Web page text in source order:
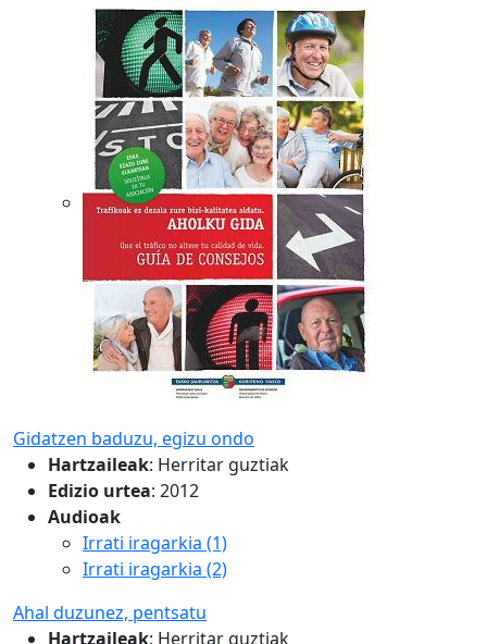
Gidatzen baduzu, egizu ondo
Hartzaileak: Herritar guztiak
Edizio urtea: 2012
Audioak
Irrati iragarkia (1)
Irrati iragarkia (2)
Ahal duzunez, pentsatu
Hartzaileak: Herritar guztiak